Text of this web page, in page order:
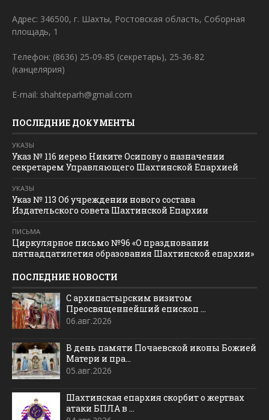
Адрес: 346500, г. Шахты, Ростовская область, Соборная
площадь, 1
Телефон: (8636) 25-09-85 (секретарь), 25-36-82
(канцелярия)
E-mail: shahteparh@gmail.com
ПОСЛЕДНИЕ ДОКУМЕНТЫ
УКАЗЫ
Указ № 116 иерею Никите Осипову о назначении
секретарем Управляющего Шахтинской Епархией
УКАЗЫ
Указ № 113 Об учреждении нового состава
Издательского совета Шахтинской Епархии
ПИСЬМА
Циркулярное письмо №96 «О праздновании
пятнадцатилетия образования Шахтинской епархии»
ПОСЛЕДНИЕ НОВОСТИ
С архипастырским визитом
Преосвященнейший епископ ...
06.авг.2026
В день памяти Почаевской иконы Божией
Матери и пра...
05.авг.2026
Шахтинская епархия скорбит о жертвах
атаки БПЛА в ...